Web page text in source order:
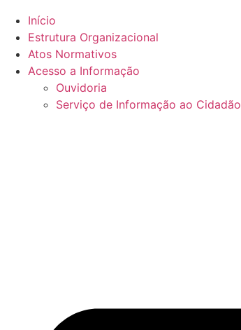
Início
Estrutura Organizacional
Atos Normativos
Acesso a Informação
Ouvidoria
Serviço de Informação ao Cidadão